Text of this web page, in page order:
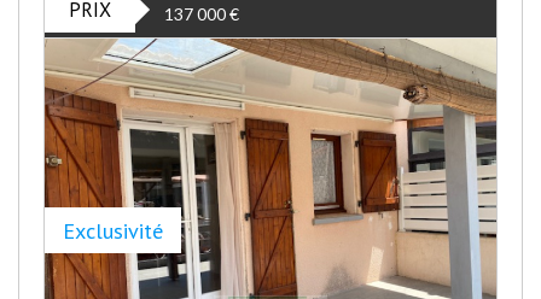
PRIX 137 000€
Exclusivité